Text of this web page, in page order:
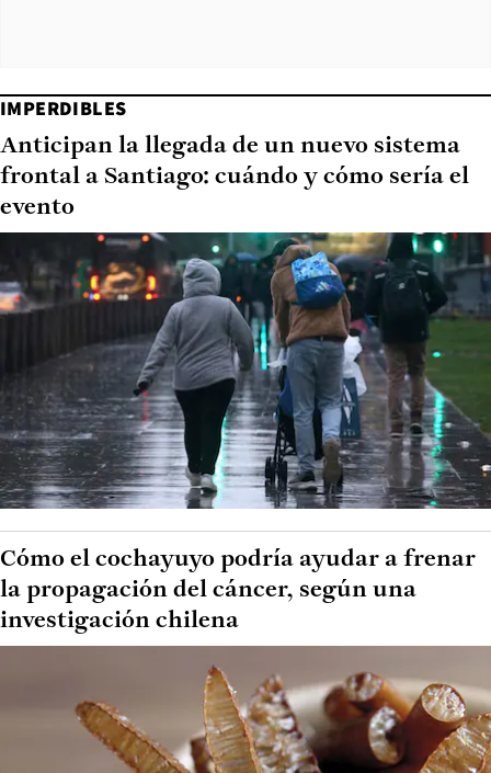
IMPERDIBLES
Anticipan la llegada de un nuevo sistema
frontal a Santiago: cuándo y cómo sería el
evento
Cómo el cochayuyo podría ayudar a frenar
la propagación del cáncer, según una
investigación chilena